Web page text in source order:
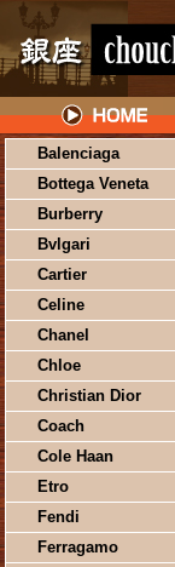
Balenciaga
Bottega Veneta
Burberry
Bvlgari
Cartier
Celine
Chanel
Chloe
Christian Dior
Coach
Cole Haan
Etro
Fendi
Ferragamo